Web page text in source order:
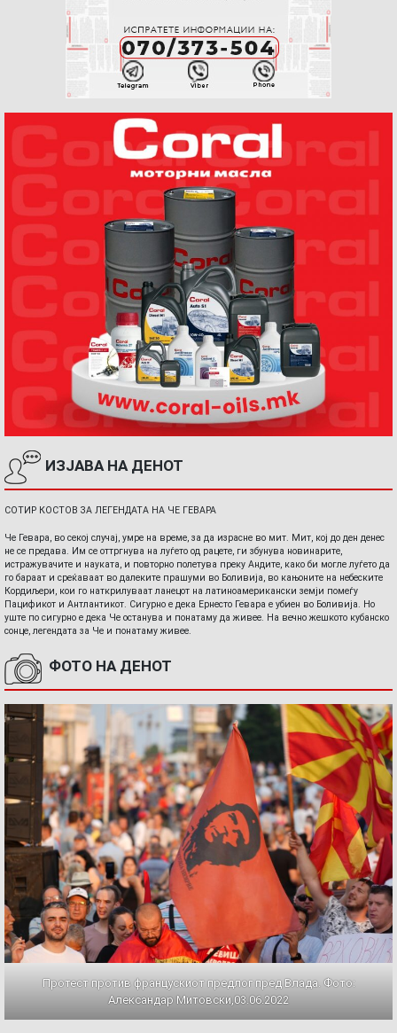
ИЗЈАВА НА ДЕНОТ
СОТИР КОСТОВ ЗА ЛЕГЕНДАТА НА ЧЕ ГЕВАРА
Че Гевара, во секој случај, умре на време, за да израсне во мит. Мит, кој до ден денес
не се предава. Им се оттргнува на луѓето од рацете, ги збунува новинарите,
истражувачите и науката, и повторно полетува преку Андите, како би могле луѓето да
го бараат и среќаваат во далеките прашуми во Боливија, во кањоните на небеските
Кордиљери, кои го наткрилуваат ланецот на латиноамерикански земји помеѓу
Пацификот и Антлантикот. Сигурно е дека Ернесто Гевара е убиен во Боливија. Но
уште по сигурно е дека Че останува и понатаму да живее. На вечно жешкото кубанско
сонце, легендата за Че и понатаму живее.
ФОТО НА ДЕНОТ
Протест против францускиот предлог пред Влада. Фото:
Александар Митовски,03.06.2022